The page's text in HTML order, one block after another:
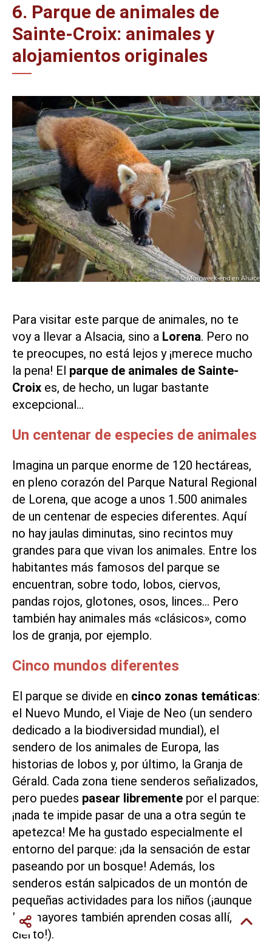
6. Parque de animales de
Sainte-Croix: animales y
alojamientos originales
Para visitar este parque de animales, no te
voy a llevar a Alsacia, sino a Lorena. Pero no
te preocupes, no está lejos y ¡merece mucho
la pena! El parque de animales de Sainte-
Croix es, de hecho, un lugar bastante
excepcional…
Un centenar de especies de animales
Imagina un parque enorme de 120 hectáreas,
en pleno corazón del Parque Natural Regional
de Lorena, que acoge a unos 1.500 animales
de un centenar de especies diferentes. Aquí
no hay jaulas diminutas, sino recintos muy
grandes para que vivan los animales. Entre los
habitantes más famosos del parque se
encuentran, sobre todo, lobos, ciervos,
pandas rojos, glotones, osos, linces… Pero
también hay animales más «clásicos», como
los de granja, por ejemplo.
Cinco mundos diferentes
El parque se divide en cinco zonas temáticas:
el Nuevo Mundo, el Viaje de Neo (un sendero
dedicado a la biodiversidad mundial), el
sendero de los animales de Europa, las
historias de lobos y, por último, la Granja de
Gérald. Cada zona tiene senderos señalizados,
pero puedes pasear libremente por el parque:
¡nada te impide pasar de una a otra según te
apetezca! Me ha gustado especialmente el
entorno del parque: ¡da la sensación de estar
paseando por un bosque! Además, los
senderos están salpicados de un montón de
pequeñas actividades para los niños (¡aunque
los mayores también aprenden cosas allí, por
cierto!).